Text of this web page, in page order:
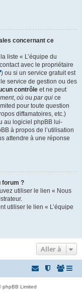
concernant ce
liste « L’équipe du
avec le propriétaire
) ou si un service gratuit est
service de gestion ou des
contrôle et ne peut
, où ou par qui ce
pour toute question
diffamatoires, etc.)
au logiciel phpBB lui-
à propos de l’utilisation
attendre à une réponse
forum ?
utiliser le lien « Nous
utiliser le lien « L’équipe
Aller à
phpBB Limited